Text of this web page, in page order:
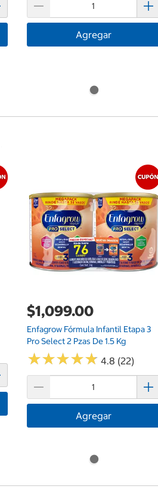
Agregar
$1,099.00
Enfagrow Fórmula Infantil Etapa 3
Pro Select 2 Pzas De 1.5 Kg
★★★★★
★★★★★ 4.8 (22)
Agregar